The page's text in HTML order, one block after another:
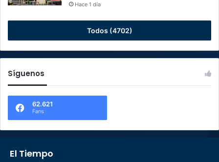
Hace 1 día
Todos (4702)
Síguenos
62.621
Fans
El Tiempo